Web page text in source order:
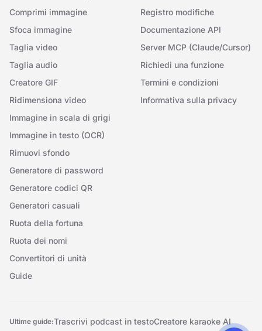
Comprimi immagine
Sfoca immagine
Taglia video
Taglia audio
Creatore GIF
Ridimensiona video
Immagine in scala di grigi
Immagine in testo (OCR)
Rimuovi sfondo
Generatore di password
Generatore codici QR
Generatori casuali
Ruota della fortuna
Ruota dei nomi
Convertitori di unità
Guide
Registro modifiche
Documentazione API
Server MCP (Claude/Cursor)
Richiedi una funzione
Termini e condizioni
Informativa sulla privacy
Ultime guide:Trascrivi podcast in testoCreatore karaoke AI